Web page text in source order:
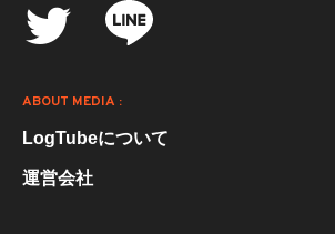
ABOUT MEDIA :
LogTubeについて
運営会社